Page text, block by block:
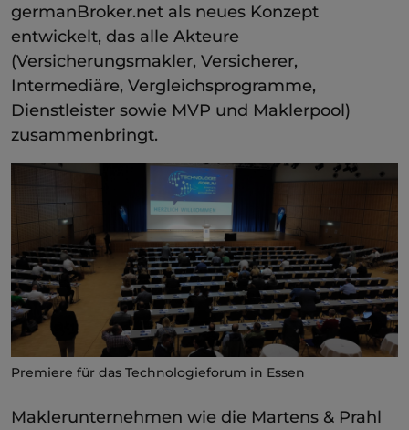
germanBroker.net als neues Konzept
entwickelt, das alle Akteure
(Versicherungsmakler, Versicherer,
Intermediäre, Vergleichsprogramme,
Dienstleister sowie MVP und Maklerpool)
zusammenbringt.
Premiere für das Technologieforum in Essen
Maklerunternehmen wie die Martens & Prahl